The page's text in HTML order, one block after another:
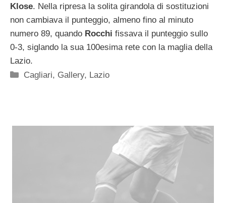
Klose. Nella ripresa la solita girandola di sostituzioni
non cambiava il punteggio, almeno fino al minuto
numero 89, quando Rocchi fissava il punteggio sullo
0-3, siglando la sua 100esima rete con la maglia della
Lazio.
Categorie
Cagliari, Gallery, Lazio